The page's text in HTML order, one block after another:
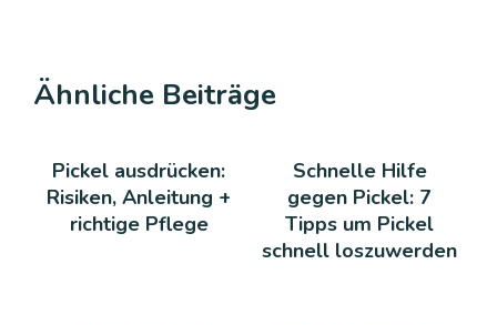
Ähnliche Beiträge
Pickel ausdrücken:
Risiken, Anleitung +
richtige Pflege
Schnelle Hilfe
gegen Pickel: 7
Tipps um Pickel
schnell loszuwerden